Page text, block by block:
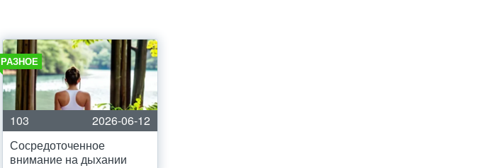
РАЗНОЕ
103
2026-06-12
Сосредоточенное
внимание на дыхании